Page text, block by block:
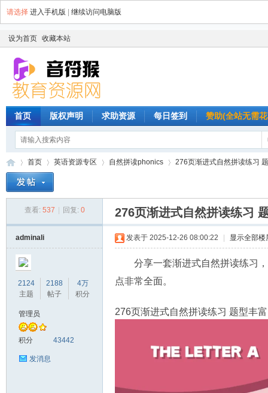
请选择 进入手机版 继续访问电脑版
设为首页 收藏本站
首页 版权声明 求助资源 每日签到 赞助(全站无需
首页
›
英语资源专区 自然拼读phonics
›
276页渐进式自然拼读练习
查看: 537 回复: 0 276页渐进式自然拼读练习
adminali
2124
主题
2188
帖子
4万
积分
管理员
积分 43442
发消息
发表于 2025-12-26 08:00:22 显示全部楼
分享一套渐进式自然拼读练习
点非常全面。
276页渐进式自然拼读练习 题型丰